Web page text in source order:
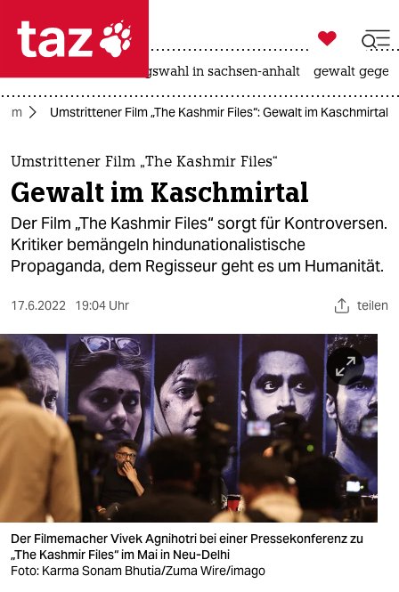
 taz zahl ich
taz zahl ich
themen
politik
öko
gesellschaft
sport
berlin
nord
wahrheit
verlag
verlag

taz zahl ich
landtagswahl in sachsen-anhalt gewalt
Film Umstrittener Film „The Kashmir Files“: Gewalt im Kaschmirtal
Umstrittener Film „The Kashmir Files“
Gewalt im Kaschmirtal
Der Film „The Kashmir Files“ sorgt für Kontroversen.
Kritiker bemängeln hindunationalistische
Propaganda, dem Regisseur geht es um Humanität.
17.6.2022 19:04 Uhr teilen
Der Filmemacher Vivek Agnihotri bei einer Pressekonferenz zu
„The Kashmir Files“ im Mai in Neu-Delhi
Foto: Karma Sonam Bhutia/Zuma Wire/imago